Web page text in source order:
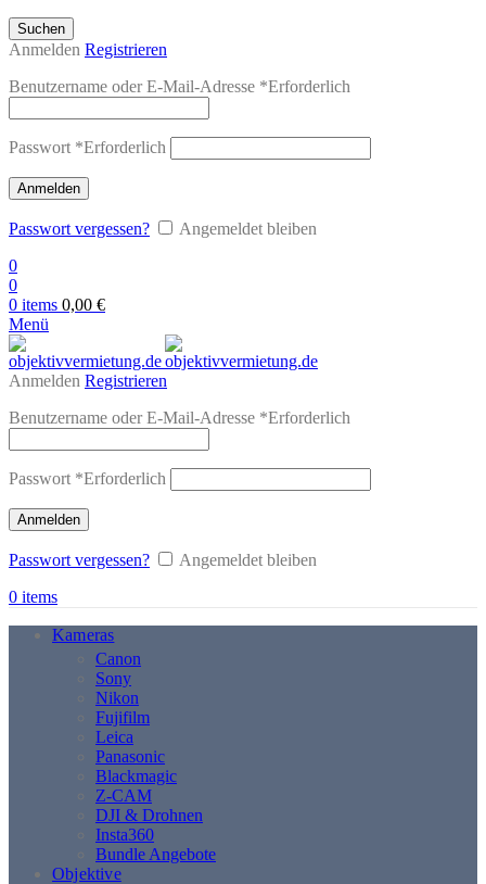
Suchen
Anmelden Registrieren
Benutzername oder E-Mail-Adresse *Erforderlich
Passwort *Erforderlich
Anmelden
Passwort vergessen?
Angemeldet bleiben
0
0
0 items 0,00 €
Menü
Anmelden Registrieren
Benutzername oder E-Mail-Adresse *Erforderlich
Passwort *Erforderlich
Anmelden
Passwort vergessen?
Angemeldet bleiben
0 items
Kameras
Canon
Sony
Nikon
Fujifilm
Leica
Panasonic
Blackmagic
Z-CAM
DJI & Drohnen
Insta360
Bundle Angebote
Objektive